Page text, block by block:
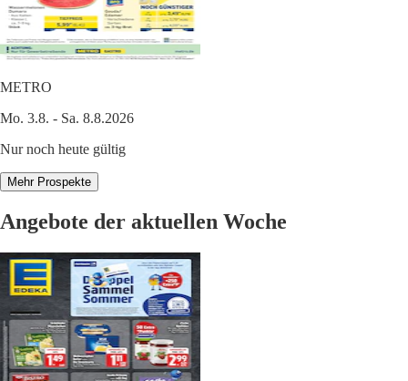
METRO
Mo. 3.8. - Sa. 8.8.2026
Nur noch heute gültig
Mehr Prospekte
Angebote der aktuellen Woche